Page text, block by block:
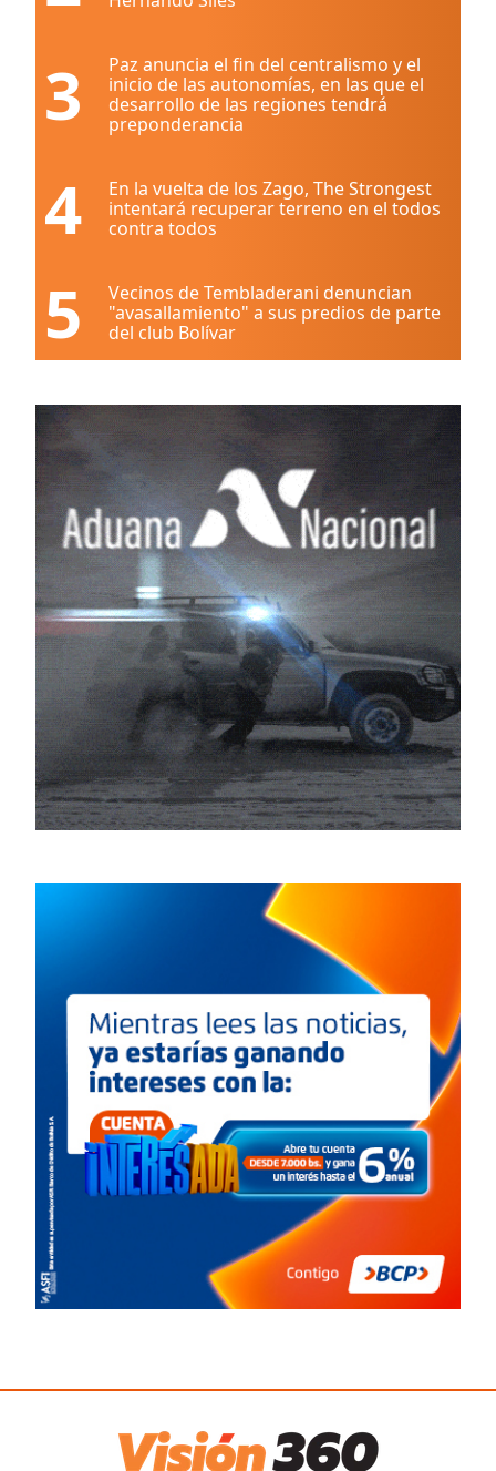
3
Paz anuncia el fin del centralismo y el
inicio de las autonomías, en las que el
desarrollo de las regiones tendrá
preponderancia
4
En la vuelta de los Zago, The Strongest
intentará recuperar terreno en el todos
contra todos
5
Vecinos de Tembladerani denuncian
"avasallamiento" a sus predios de parte
del club Bolívar